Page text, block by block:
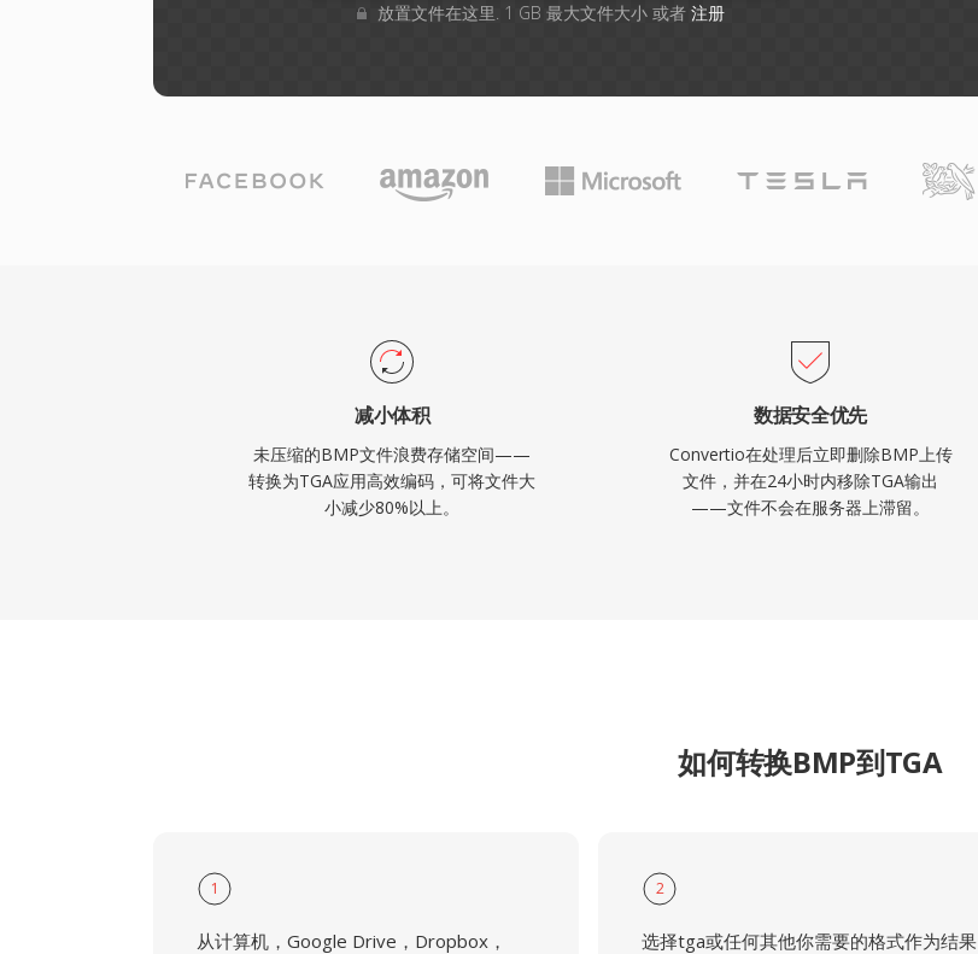
放置文件在这里. 1 GB 最大文件大小 或者 注册
减小体积
未压缩的BMP文件浪费存储空间——
转换为TGA应用高效编码，可将文件大
小减少80%以上。
数据安全优先
Convertio在处理后立即删除BMP上传
文件，并在24小时内移除TGA输出
——文件不会在服务器上滞留。
如何转换BMP到TGA
1
从计算机，Google Drive，Dropbox，
2
选择tga或任何其他你需要的格式作为结果